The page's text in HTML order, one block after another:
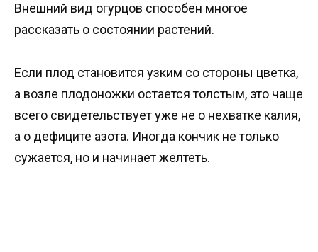
Внешний вид огурцов способен многое
рассказать о состоянии растений.
Если плод становится узким со стороны цветка,
а возле плодоножки остается толстым, это чаще
всего свидетельствует уже не о нехватке калия,
а о дефиците азота. Иногда кончик не только
сужается, но и начинает желтеть.